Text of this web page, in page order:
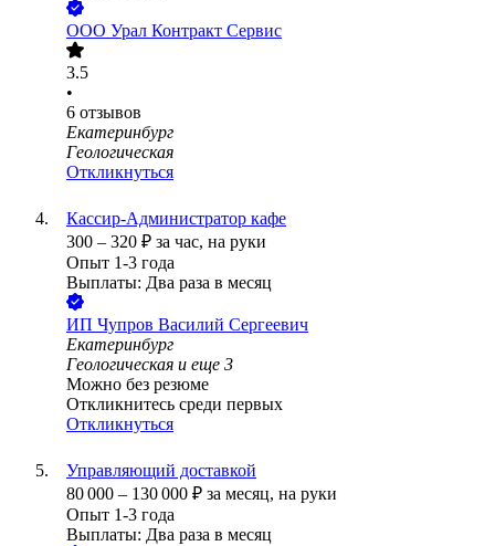
ООО Урал Контракт Сервис
3.5
•
6 отзывов
Екатеринбург
Геологическая
Откликнуться
Кассир-Администратор кафе
300 – 320 ₽ за час, на руки
Опыт 1-3 года
Выплаты: Два раза в месяц
ИП Чупров Василий Сергеевич
Екатеринбург
Геологическая и еще 3
Можно без резюме
Откликнитесь среди первых
Откликнуться
Управляющий доставкой
80 000 – 130 000 ₽ за месяц, на руки
Опыт 1-3 года
Выплаты: Два раза в месяц